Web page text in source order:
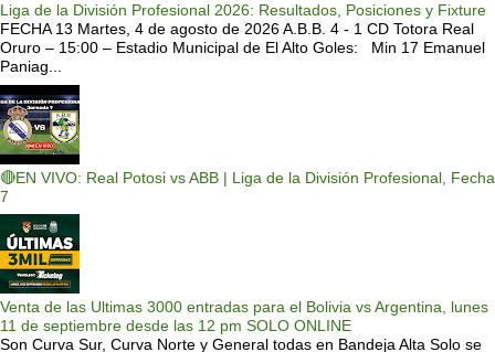
Liga de la División Profesional 2026: Resultados, Posiciones y Fixture
FECHA 13 Martes, 4 de agosto de 2026 A.B.B. 4 - 1 CD Totora Real
Oruro – 15:00 – Estadio Municipal de El Alto Goles: Min 17 Emanuel
Paniag...
🔴EN VIVO: Real Potosi vs ABB | Liga de la División Profesional, Fecha
7
Venta de las Ultimas 3000 entradas para el Bolivia vs Argentina, lunes
11 de septiembre desde las 12 pm SOLO ONLINE
Son Curva Sur, Curva Norte y General todas en Bandeja Alta Solo se